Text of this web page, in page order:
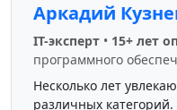
Аркадий
IT-эксперт • 15+ лет
программного
Несколько лет
различных